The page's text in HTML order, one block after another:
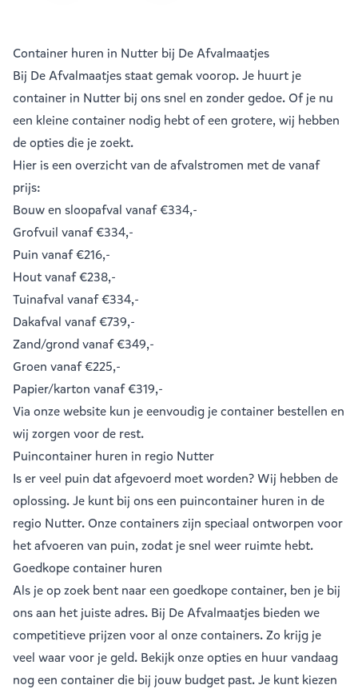
Container huren in Nutter bij De Afvalmaatjes
Bij De Afvalmaatjes staat gemak voorop. Je huurt je
container in Nutter bij ons snel en zonder gedoe. Of je nu
een kleine container nodig hebt of een grotere, wij hebben
de opties die je zoekt.
Hier is een overzicht van de afvalstromen met de vanaf
prijs:
Bouw en sloopafval vanaf €334,-
Grofvuil vanaf €334,-
Puin vanaf €216,-
Houtvanaf €238,-
Tuinafval vanaf €334,-
Dakafval vanaf €739,-
Zand/grondvanaf €349,-
Groen vanaf €225,-
Papier/karton vanaf €319,-
Via onze website kun je eenvoudig jecontainer bestellen en
wij zorgen voor de rest.
Puincontainer huren in regio Nutter
Is er veel puin dat afgevoerd moet worden? Wij hebben de
oplossing. Je kunt bij ons een puincontainer huren in de
regio Nutter. Onze containers zijn speciaal ontworpen voor
het afvoeren van puin, zodat je snel weer ruimte hebt.
Goedkope container huren
Als je op zoek bent naar een goedkope container, ben je bij
ons aan het juiste adres. Bij De Afvalmaatjes bieden we
competitieve prijzen voor al onze containers. Zo krijg je
veel waar voor je geld. Bekijk onze opties en huur vandaag
nog een container die bij jouw budget past. Je kunt kiezen